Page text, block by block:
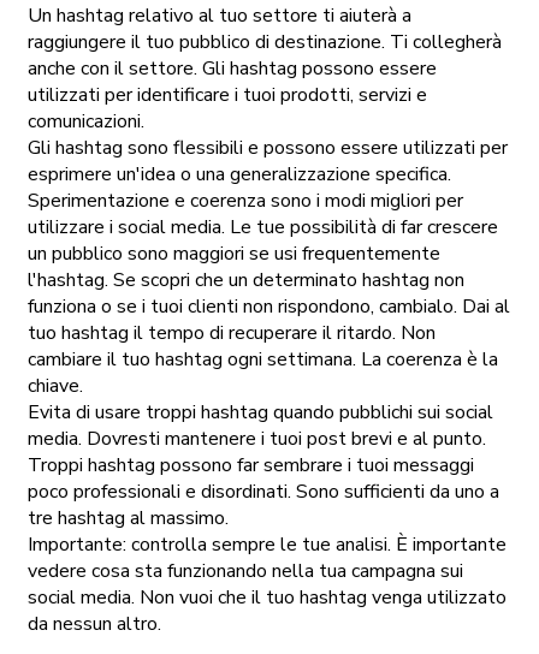
Un hashtag relativo al tuo settore ti aiuterà a
raggiungere il tuo pubblico di destinazione. Ti collegherà
anche con il settore. Gli hashtag possono essere
utilizzati per identificare i tuoi prodotti, servizi e
comunicazioni.
Gli hashtag sono flessibili e possono essere utilizzati per
esprimere un'idea o una generalizzazione specifica.
Sperimentazione e coerenza sono i modi migliori per
utilizzare i social media. Le tue possibilità di far crescere
un pubblico sono maggiori se usi frequentemente
l'hashtag. Se scopri che un determinato hashtag non
funziona o se i tuoi clienti non rispondono, cambialo. Dai al
tuo hashtag il tempo di recuperare il ritardo. Non
cambiare il tuo hashtag ogni settimana. La coerenza è la
chiave.
Evita di usare troppi hashtag quando pubblichi sui social
media. Dovresti mantenere i tuoi post brevi e al punto.
Troppi hashtag possono far sembrare i tuoi messaggi
poco professionali e disordinati. Sono sufficienti da uno a
tre hashtag al massimo.
Importante: controlla sempre le tue analisi. È importante
vedere cosa sta funzionando nella tua campagna sui
social media. Non vuoi che il tuo hashtag venga utilizzato
da nessun altro.